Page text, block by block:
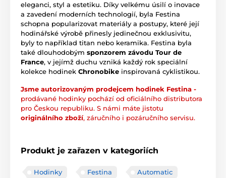
eleganci, styl a estetiku. Díky velkému úsilí o inovace
a zavedení moderních technologií, byla Festina
schopna popularizovat materiály a postupy, které její
hodinářské výrobě přinesly jedinečnou exklusivitu,
byly to například titan nebo keramika. Festina byla
také dlouhodobým sponzorem závodu Tour de
France, v jejímž duchu vzniká každý rok speciální
kolekce hodinek Chronobike inspirovaná cyklistikou.
Jsme autorizovaným prodejcem hodinek Festina -
prodávané hodinky pochází od oficiálního distributora
pro Českou republiku. S námi máte jistotu
originálního zboží, záručního i pozáručního servisu.
Produkt je zařazen v kategoriích
Hodinky Festina Automatic